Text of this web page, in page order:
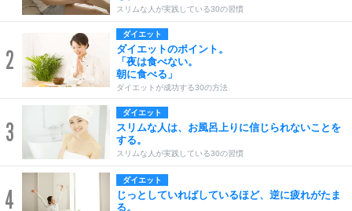
スリムな人が実践している30の習慣
2
ダイエット
ダイエットのポイント。
「夜は食べない。
朝に食べる」
ダイエットが成功する30の方法
3
ダイエット
スリムな人は、お風呂上りに信じられないことを
する。
スリムな人が実践している30の習慣
4
ダイエット
じっとしていればしているほど、逆に疲れがたま
る。